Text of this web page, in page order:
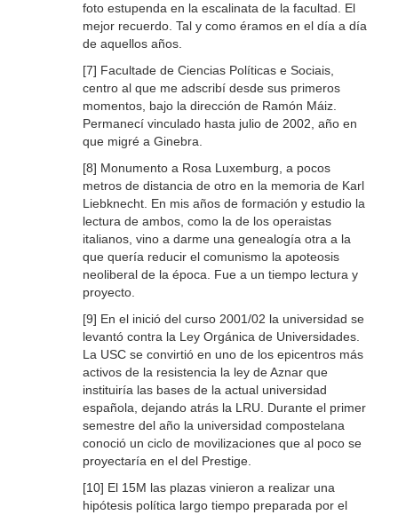
foto estupenda en la escalinata de la facultad. El
mejor recuerdo. Tal y como éramos en el día a día
de aquellos años.
[7] Facultade de Ciencias Políticas e Sociais,
centro al que me adscribí desde sus primeros
momentos, bajo la dirección de Ramón Máiz.
Permanecí vinculado hasta julio de 2002, año en
que migré a Ginebra.
[8] Monumento a Rosa Luxemburg, a pocos
metros de distancia de otro en la memoria de Karl
Liebknecht. En mis años de formación y estudio la
lectura de ambos, como la de los operaistas
italianos, vino a darme una genealogía otra a la
que quería reducir el comunismo la apoteosis
neoliberal de la época. Fue a un tiempo lectura y
proyecto.
[9] En el inició del curso 2001/02 la universidad se
levantó contra la Ley Orgánica de Universidades.
La USC se convirtió en uno de los epicentros más
activos de la resistencia la ley de Aznar que
instituiría las bases de la actual universidad
española, dejando atrás la LRU. Durante el primer
semestre del año la universidad compostelana
conoció un ciclo de movilizaciones que al poco se
proyectaría en el del Prestige.
[10] El 15M las plazas vinieron a realizar una
hipótesis política largo tiempo preparada por el